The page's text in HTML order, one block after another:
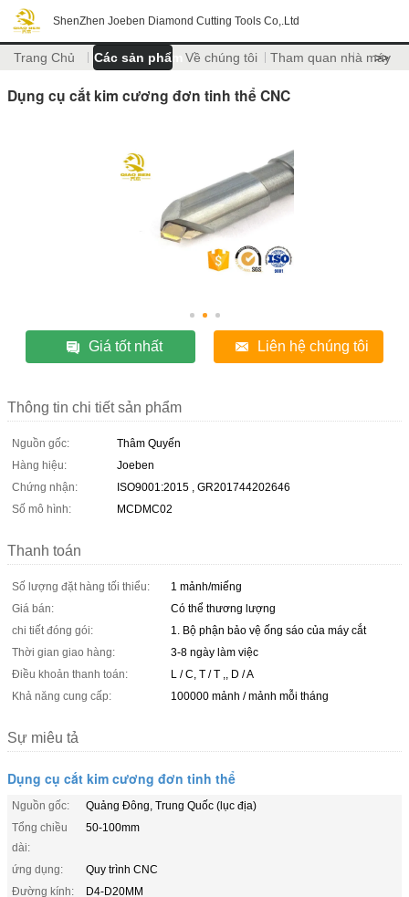
ShenZhen Joeben Diamond Cutting Tools Co,.Ltd
Trang Chủ Các sản phẩm Về chúng tôi Tham quan nhà máy
>>
Dụng cụ cắt kim cương đơn tinh thể CNC
Giá tốt nhất Liên hệ chúng tôi
Thông tin chi tiết sản phẩm
Nguồn gốc:
Thâm Quyến
Hàng hiệu:
Joeben
Chứng nhận:
ISO9001:2015 , GR201744202646
Số mô hình:
MCDMC02
Thanh toán
Số lượng đặt hàng tối thiểu:
1 mảnh/miếng
Giá bán:
Có thể thương lượng
chi tiết đóng gói:
1. Bộ phận bảo vệ ống sáo của máy cắt
Thời gian giao hàng:
3-8 ngày làm việc
Điều khoản thanh toán:
L / C, T / T ,, D / A
Khả năng cung cấp:
100000 mảnh / mảnh mỗi tháng
Sự miêu tả
Dụng cụ cắt kim cương đơn tinh thể
Nguồn gốc:
Quảng Đông, Trung Quốc (lục địa)
Tổng chiều
dài:
50-100mm
ứng dụng:
Quy trình CNC
Đường kính:
D4-D20MM